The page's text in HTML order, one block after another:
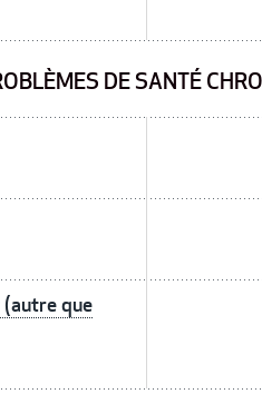
DE SANTÉ
que